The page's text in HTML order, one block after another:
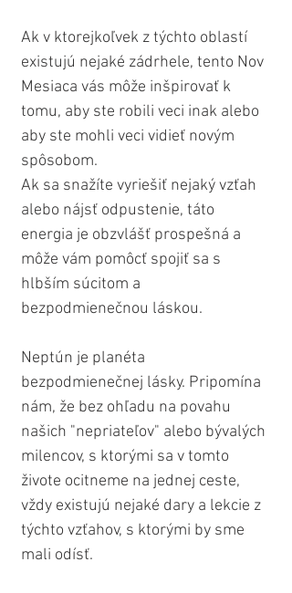
Ak v ktorejkoľvek z týchto oblastí
existujú nejaké zádrhele, tento Nov
Mesiaca vás môže inšpirovať k
tomu, aby ste robili veci inak alebo
aby ste mohli veci vidieť novým
spôsobom.
Ak sa snažíte vyriešiť nejaký vzťah
alebo nájsť odpustenie, táto
energia je obzvlášť prospešná a
môže vám pomôcť spojiť sa s
hlbším súcitom a
bezpodmienečnou láskou.
Neptún je planéta
bezpodmienečnej lásky. Pripomína
nám, že bez ohľadu na povahu
našich "nepriateľov" alebo bývalých
milencov, s ktorými sa v tomto
živote ocitneme na jednej ceste,
vždy existujú nejaké dary a lekcie z
týchto vzťahov, s ktorými by sme
mali odísť.